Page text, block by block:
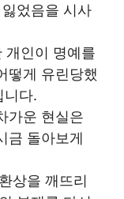
었음을 시사
개인이 명예를
떻게 유린당했
니다.
가운 현실은
금 돌아보게
상을 깨뜨리